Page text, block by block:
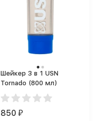
Шейкер 3 в 1 USN
Tornado (800 мл)
850 ₽